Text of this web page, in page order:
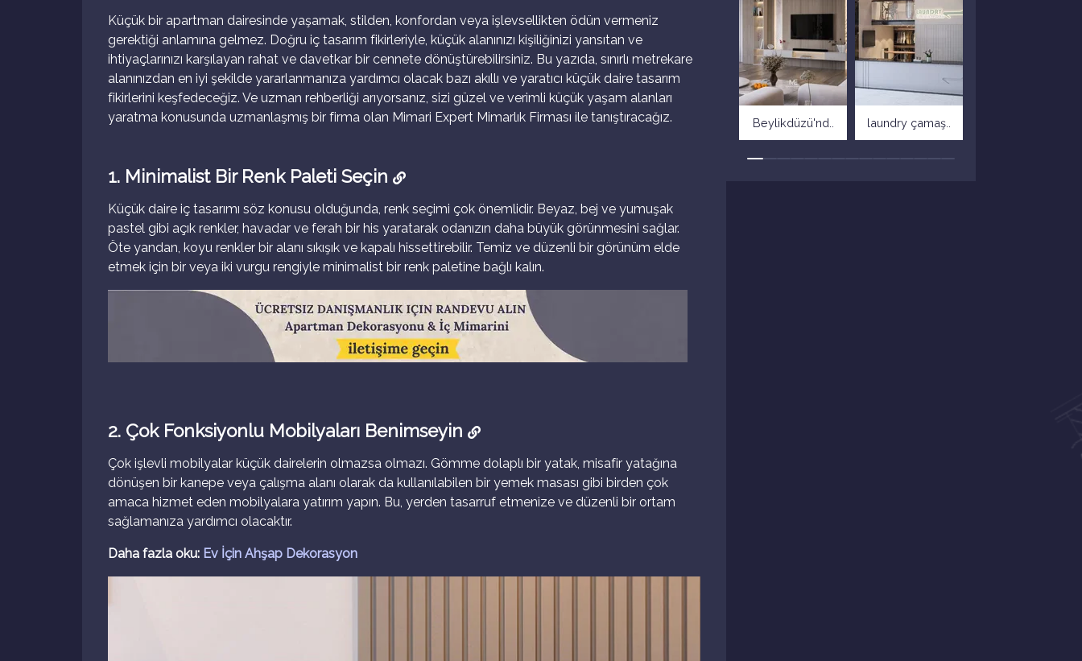
Küçük bir apartman dairesinde yaşamak, stilden, konfordan veya işlevsellikten ödün vermeniz
gerektiği anlamına gelmez. Doğru iç tasarım fikirleriyle, küçük alanınızı kişiliğinizi yansıtan ve
ihtiyaçlarınızı karşılayan rahat ve davetkar bir cennete dönüştürebilirsiniz. Bu yazıda, sınırlı metrekare
alanınızdan en iyi şekilde yararlanmanıza yardımcı olacak bazı akıllı ve yaratıcı küçük daire tasarım
fikirlerini keşfedeceğiz. Ve uzman rehberliği arıyorsanız, sizi güzel ve verimli küçük yaşam alanları
yaratma konusunda uzmanlaşmış bir firma olan Mimari Expert Mimarlık Firması ile tanıştıracağız.
1. Minimalist Bir Renk Paleti Seçin
Küçük daire iç tasarımı söz konusu olduğunda, renk seçimi çok önemlidir. Beyaz, bej ve yumuşak
pastel gibi açık renkler, havadar ve ferah bir his yaratarak odanızın daha büyük görünmesini sağlar.
Öte yandan, koyu renkler bir alanı sıkışık ve kapalı hissettirebilir. Temiz ve düzenli bir görünüm elde
etmek için bir veya iki vurgu rengiyle minimalist bir renk paletine bağlı kalın.
2. Çok Fonksiyonlu Mobilyaları Benimseyin
Çok işlevli mobilyalar küçük dairelerin olmazsa olmazı. Gömme dolaplı bir yatak, misafir yatağına
dönüşen bir kanepe veya çalışma alanı olarak da kullanılabilen bir yemek masası gibi birden çok
amaca hizmet eden mobilyalara yatırım yapın. Bu, yerden tasarruf etmenize ve düzenli bir ortam
sağlamanıza yardımcı olacaktır.
Daha fazla oku: Ev İçin Ahşap Dekorasyon
Beylikdüzü'nd.. laundry çamaş..